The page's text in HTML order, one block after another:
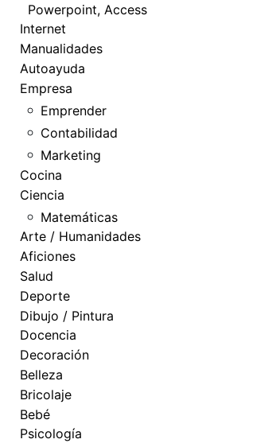
Powerpoint, Access
Internet
Manualidades
Autoayuda
Empresa
Emprender
Contabilidad
Marketing
Cocina
Ciencia
Matemáticas
Arte / Humanidades
Aficiones
Salud
Deporte
Dibujo / Pintura
Docencia
Decoración
Belleza
Bricolaje
Bebé
Psicología